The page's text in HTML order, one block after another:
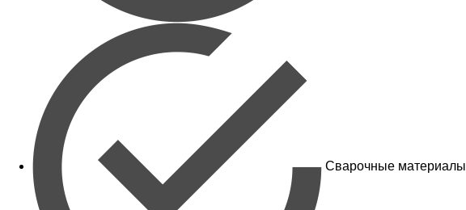
Сварочные материалы